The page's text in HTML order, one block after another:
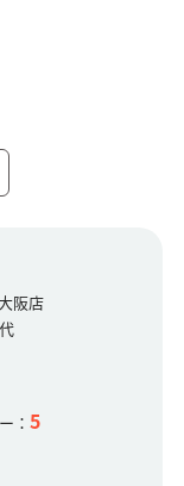
阪店
： 5
きまし